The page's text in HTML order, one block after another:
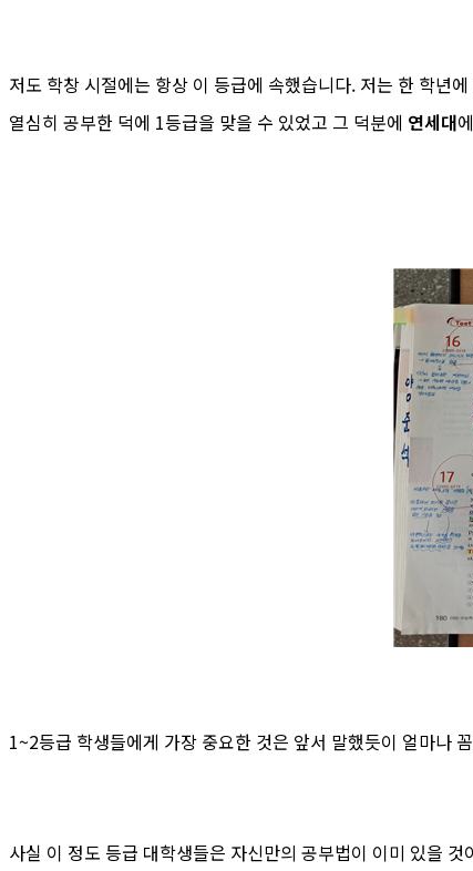
저도 학창 시절에는 항상 이 등급에 속했습니다. 저는 한 학년
열심히 공부한 덕에 1등급을 맞을 수 있었고 그 덕분에 연세대
1~2등급 학생들에게 가장 중요한 것은 앞서 말했듯이 얼마나
사실 이 정도 등급 대학생들은 자신만의 공부법이 이미 있을